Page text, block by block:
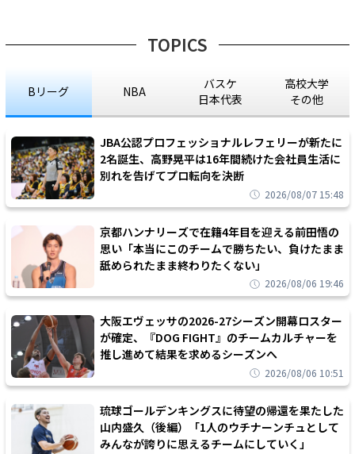
TOPICS
Bリーグ NBA
バスケ
日本代表
高校大学
その他
JBA公認プロフェッショナルレフェリーが新たに
2名誕生、高野晃平は16年間続けた会社員生活に
別れを告げてプロ転向を決断
2026/08/07 15:48
京都ハンナリーズで在籍4年目を迎える前田悟の
思い「本当にこのチームで勝ちたい、負けたまま
舐められたまま終わりたくない」
2026/08/06 19:46
大阪エヴェッサの2026-27シーズン開幕ロスター
が確定、『DOG FIGHT』のチームカルチャーを
推し進めて結果を求めるシーズンへ
2026/08/06 10:51
琉球ゴールデンキングスに待望の帰還を果たした
山内盛久（後編）「1人のウチナーンチュとして
みんなが誇りに思えるチームにしていく」